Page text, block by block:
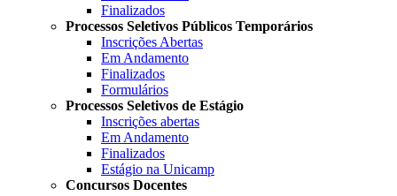
Finalizados
Processos Seletivos Públicos Temporários
Inscrições Abertas
Em Andamento
Finalizados
Formulários
Processos Seletivos de Estágio
Inscrições abertas
Em Andamento
Finalizados
Estágio na Unicamp
Concursos Docentes